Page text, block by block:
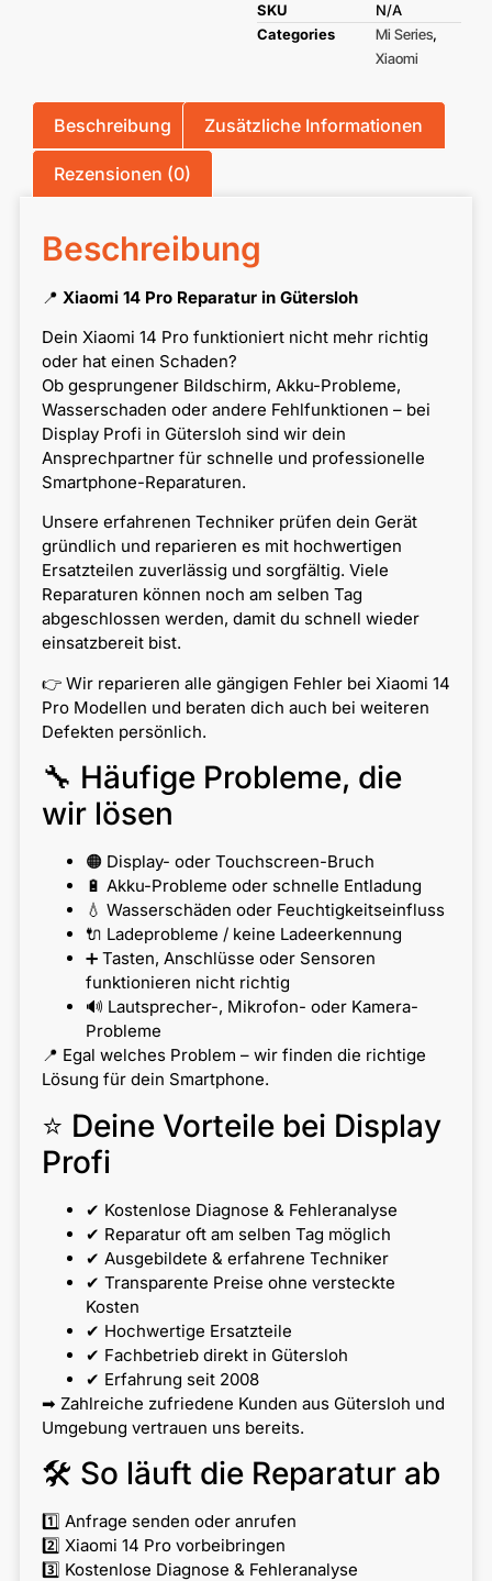
SKU
N/A
Categories
Mi Series,
Xiaomi
Beschreibung Zusätzliche Informationen
Rezensionen (0)
Beschreibung
📍 Xiaomi 14 Pro Reparatur in Gütersloh
Dein Xiaomi 14 Pro funktioniert nicht mehr richtig
oder hat einen Schaden?
Ob gesprungener Bildschirm, Akku-Probleme,
Wasserschaden oder andere Fehlfunktionen – bei
Display Profi in Gütersloh sind wir dein
Ansprechpartner für schnelle und professionelle
Smartphone-Reparaturen.
Unsere erfahrenen Techniker prüfen dein Gerät
gründlich und reparieren es mit hochwertigen
Ersatzteilen zuverlässig und sorgfältig. Viele
Reparaturen können noch am selben Tag
abgeschlossen werden, damit du schnell wieder
einsatzbereit bist.
👉 Wir reparieren alle gängigen Fehler bei Xiaomi 14
Pro Modellen und beraten dich auch bei weiteren
Defekten persönlich.
🔧 Häufige Probleme, die
wir lösen
🟠 Display- oder Touchscreen-Bruch
🔋 Akku-Probleme oder schnelle Entladung
💧 Wasserschäden oder Feuchtigkeitseinfluss
🔌 Ladeprobleme / keine Ladeerkennung
➕ Tasten, Anschlüsse oder Sensoren
funktionieren nicht richtig
🔊 Lautsprecher-, Mikrofon- oder Kamera-
Probleme
📍 Egal welches Problem – wir finden die richtige
Lösung für dein Smartphone.
⭐ Deine Vorteile bei Display
Profi
✔ Kostenlose Diagnose & Fehleranalyse
✔ Reparatur oft am selben Tag möglich
✔ Ausgebildete & erfahrene Techniker
✔ Transparente Preise ohne versteckte
Kosten
✔ Hochwertige Ersatzteile
✔ Fachbetrieb direkt in Gütersloh
✔ Erfahrung seit 2008
➡ Zahlreiche zufriedene Kunden aus Gütersloh und
Umgebung vertrauen uns bereits.
🛠 So läuft die Reparatur ab
1️⃣ Anfrage senden oder anrufen
2️⃣ Xiaomi 14 Pro vorbeibringen
3️⃣ Kostenlose Diagnose & Fehleranalyse